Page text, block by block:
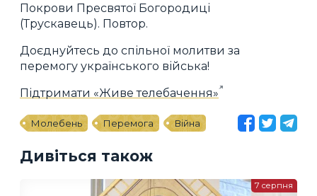
Покрови Пресвятої Богородиці
(Трускавець). Повтор.
Доєднуйтесь до спільної молитви за
перемогу українського війська!
Підтримати «Живе телебачення»
Молебень Перемога Війна
Дивіться також
7 серпня